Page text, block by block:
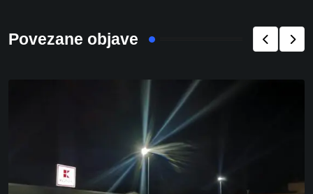
Povezane objave